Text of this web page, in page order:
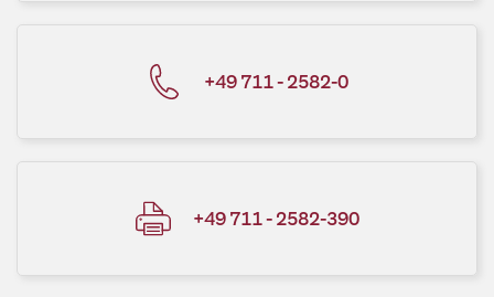
+49 711 - 2582-0
+49 711 - 2582-390